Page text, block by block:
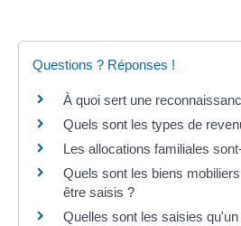
Questions ? Réponses !
À quoi sert une
Quels sont les types de
Les allocations familiales
Quels sont les biens
être saisis ?
Quelles sont les saisies